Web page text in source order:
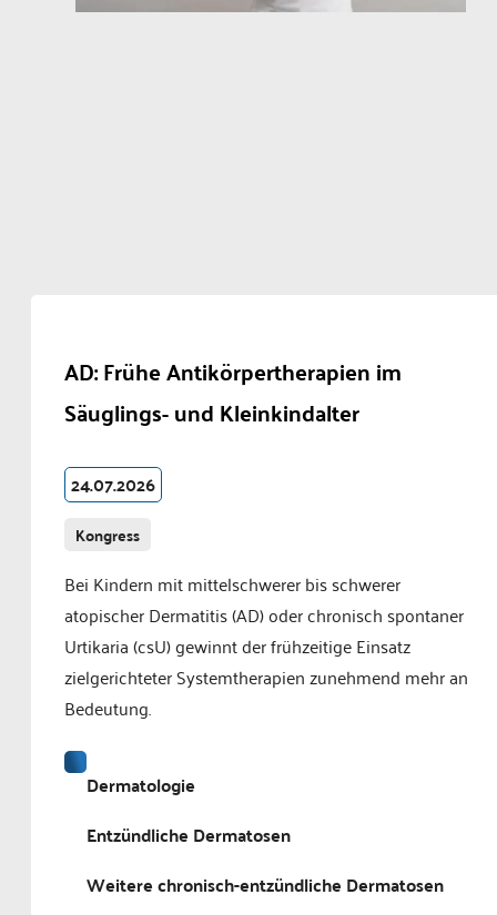
AD: Frühe Antikörpertherapien im
Säuglings- und Kleinkindalter
24.07.2026
Kongress
Bei Kindern mit mittelschwerer bis schwerer
atopischer Dermatitis (AD) oder chronisch spontaner
Urtikaria (csU) gewinnt der frühzeitige Einsatz
zielgerichteter Systemtherapien zunehmend mehr an
Bedeutung.
Dermatologie
Entzündliche Dermatosen
Weitere chronisch-entzündliche Dermatosen